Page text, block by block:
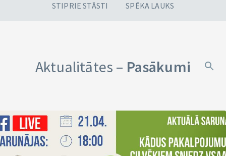
STIPRIE STĀSTI
SPĒKA LAUKS
Aktualitātes – Pasākumi